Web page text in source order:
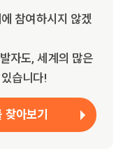
참여하시지 않겠
자도, 세계의 많은
습니다!
아보기